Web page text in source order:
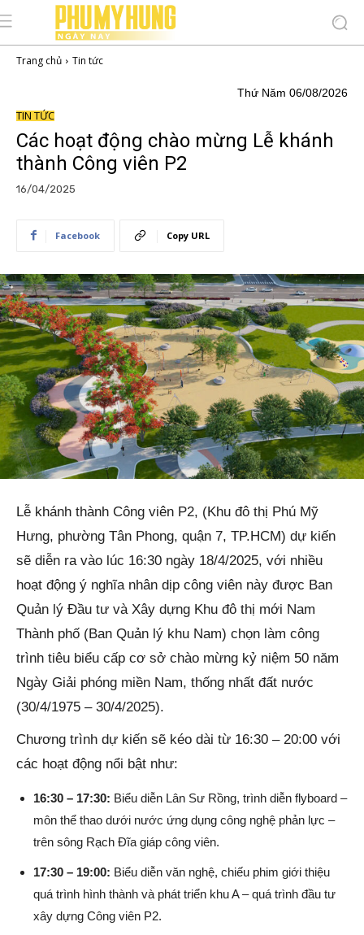
Trang chủ Tin tức
Thứ Năm 06/08/2026
TIN TỨC
Các hoạt động chào mừng Lễ khánh
thành Công viên P2
16/04/2025
Facebook Copy URL
Lễ khánh thành Công viên P2, (Khu đô thị Phú Mỹ
Hưng, phường Tân Phong, quận 7, TP.HCM) dự kiến
sẽ diễn ra vào lúc 16:30 ngày 18/4/2025, với nhiều
hoạt động ý nghĩa nhân dịp công viên này được Ban
Quản lý Đầu tư và Xây dựng Khu đô thị mới Nam
Thành phố (Ban Quản lý khu Nam) chọn làm công
trình tiêu biểu cấp cơ sở chào mừng kỷ niệm 50 năm
Ngày Giải phóng miền Nam, thống nhất đất nước
(30/4/1975 – 30/4/2025).
Chương trình dự kiến sẽ kéo dài từ 16:30 – 20:00 với
các hoạt động nổi bật như:
16:30 – 17:30: Biểu diễn Lân Sư Rồng, trình diễn flyboard –
môn thể thao dưới nước ứng dụng công nghệ phản lực –
trên sông Rạch Đĩa giáp công viên.
17:30 – 19:00: Biểu diễn văn nghệ, chiếu phim giới thiệu
quá trình hình thành và phát triển khu A – quá trình đầu tư
xây dựng Công viên P2.